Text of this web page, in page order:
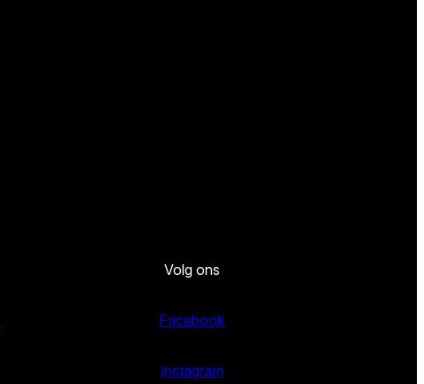
Volg ons
Facebook
Instagram